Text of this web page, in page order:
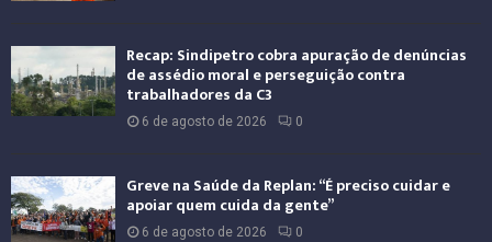
Recap: Sindipetro cobra apuração de denúncias
de assédio moral e perseguição contra
trabalhadores da C3
6 de agosto de 2026 0
Greve na Saúde da Replan: “É preciso cuidar e
apoiar quem cuida da gente”
6 de agosto de 2026 0